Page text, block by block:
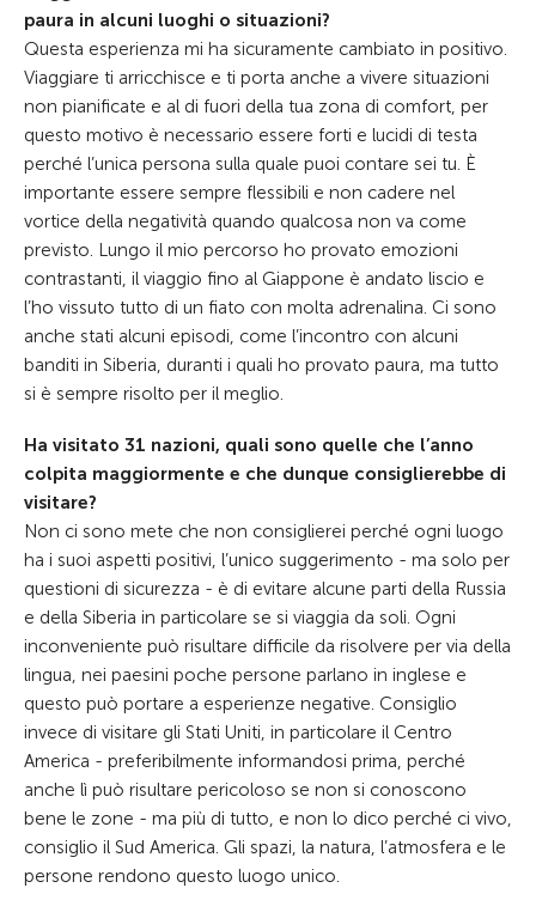
paura in alcuni luoghi o situazioni?
Questa esperienza mi ha sicuramente cambiato in positivo.
Viaggiare ti arricchisce e ti porta anche a vivere situazioni
non pianificate e al di fuori della tua zona di comfort, per
questo motivo è necessario essere forti e lucidi di testa
perché l’unica persona sulla quale puoi contare sei tu. È
importante essere sempre flessibili e non cadere nel
vortice della negatività quando qualcosa non va come
previsto. Lungo il mio percorso ho provato emozioni
contrastanti, il viaggio fino al Giappone è andato liscio e
l’ho vissuto tutto di un fiato con molta adrenalina. Ci sono
anche stati alcuni episodi, come l’incontro con alcuni
banditi in Siberia, duranti i quali ho provato paura, ma tutto
si è sempre risolto per il meglio.
Ha visitato 31 nazioni, quali sono quelle che l’anno
colpita maggiormente e che dunque consiglierebbe di
visitare?
Non ci sono mete che non consiglierei perché ogni luogo
ha i suoi aspetti positivi, l’unico suggerimento - ma solo per
questioni di sicurezza - è di evitare alcune parti della Russia
e della Siberia in particolare se si viaggia da soli. Ogni
inconveniente può risultare difficile da risolvere per via della
lingua, nei paesini poche persone parlano in inglese e
questo può portare a esperienze negative. Consiglio
invece di visitare gli Stati Uniti, in particolare il Centro
America - preferibilmente informandosi prima, perché
anche lì può risultare pericoloso se non si conoscono
bene le zone - ma più di tutto, e non lo dico perché ci vivo,
consiglio il Sud America. Gli spazi, la natura, l’atmosfera e le
persone rendono questo luogo unico.